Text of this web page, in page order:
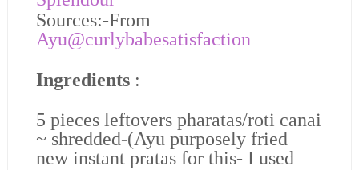
Sources:-From
Ayu@curlybabesatisfaction
Ingredients:
5 pieces leftovers pharatas/roti canai
~ shredded-(Ayu purposely fried
new instant pratas for this- I used